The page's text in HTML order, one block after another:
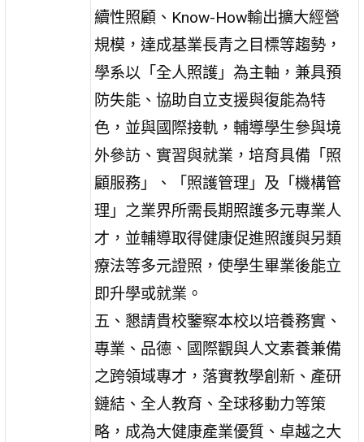
續性照顧、Know-How輸出擴大經營
規模，達成基業長青之目標等趨勢，
學系以「全人照護」為主軸，兼具預
防失能、協助自立支援與復能為特
色，並與國際接軌，輔導學生參與境
外參訪、實習與就業，培育具備「照
顧服務」、「照護管理」及「機構管
理」之業界所需長期照護多元專業人
才，並輔導取得健康促進照護與另類
療法等多元證照，使學生畢業後能立
即升學或就業。
五、懇請貴校鑒察本校以培養務實、
專業、品德、國際觀與人文素養兼備
之跨領域專才，落實教學創新、產研
鏈結、全人教育、全球移動力等策
略，成為大健康產業優質、卓越之大